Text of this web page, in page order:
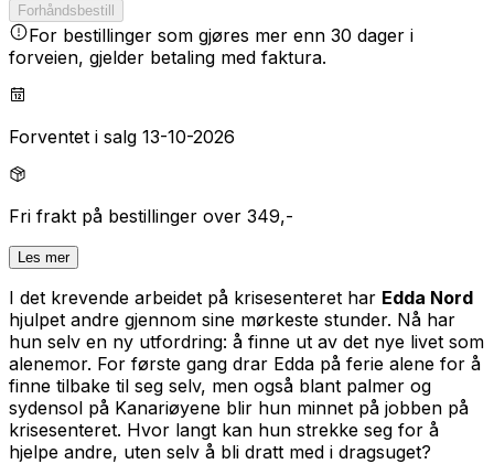
Forhåndsbestill
For bestillinger som gjøres mer enn 30 dager i
forveien, gjelder betaling med faktura.
Forventet i salg 13-10-2026
Fri frakt på bestillinger over 349,-
Les mer
I det krevende arbeidet på krisesenteret har Edda Nord
hjulpet andre gjennom sine mørkeste stunder. Nå har
hun selv en ny utfordring: å finne ut av det nye livet som
alenemor. For første gang drar Edda på ferie alene for å
finne tilbake til seg selv, men også blant palmer og
sydensol på Kanariøyene blir hun minnet på jobben på
krisesenteret. Hvor langt kan hun strekke seg for å
hjelpe andre, uten selv å bli dratt med i dragsuget?